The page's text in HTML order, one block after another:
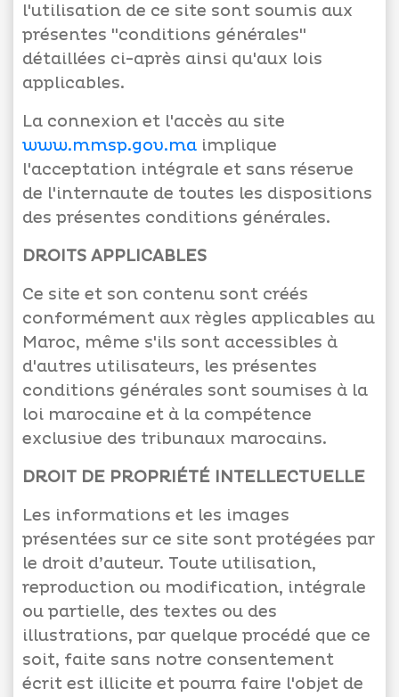
l'utilisation de ce site sont soumis aux
présentes "conditions générales"
détaillées ci-après ainsi qu'aux lois
applicables.
La connexion et l'accès au site
www.mmsp.gov.ma implique
l'acceptation intégrale et sans réserve
de l'internaute de toutes les dispositions
des présentes conditions générales.
DROITS APPLICABLES
Ce site et son contenu sont créés
conformément aux règles applicables au
Maroc, même s'ils sont accessibles à
d'autres utilisateurs, les présentes
conditions générales sont soumises à la
loi marocaine et à la compétence
exclusive des tribunaux marocains.
DROIT DE PROPRIÉTÉ INTELLECTUELLE
Les informations et les images
présentées sur ce site sont protégées par
le droit d’auteur. Toute utilisation,
reproduction ou modification, intégrale
ou partielle, des textes ou des
illustrations, par quelque procédé que ce
soit, faite sans notre consentement
écrit est illicite et pourra faire l'objet de